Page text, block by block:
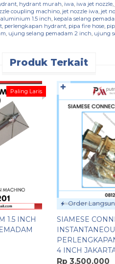
, hydrant murah, iwa, iwa jet nozzle,
coupling machino, jet nozzle iwa, jet
1.5 inch, kepala selang
, perlengkapan hydrant, pipa fire hose,
, ujung selang pemadam 2 inch, ujung
Produk Terkait
Paling Laris
1.5 INCH
Order
SIAMESE
4 INCH
Rp 3.500.000
✚